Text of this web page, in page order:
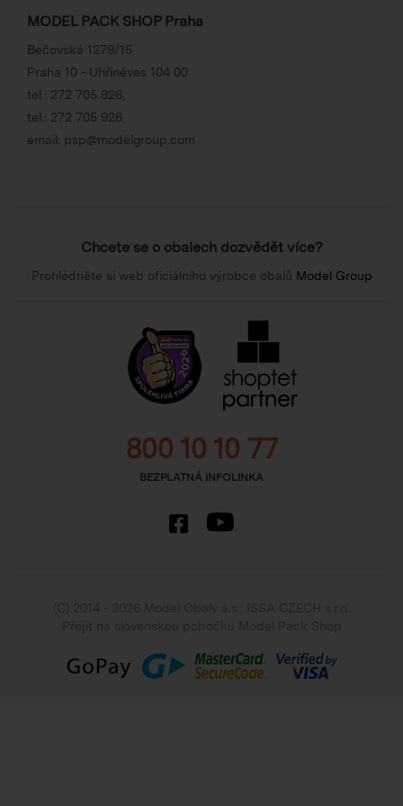
MODEL PACK SHOP Praha
Bečovská 1279/15
Praha 10 - Uhříněves 104 00
tel.: 272 705 926,
tel.: 272 705 928
email: psp@modelgroup.com
Chcete se o obalech dozvědět více?
Prohlédněte si web oficiálního výrobce obalů Model Group
800 10 10 77
BEZPLATNÁ INFOLINKA